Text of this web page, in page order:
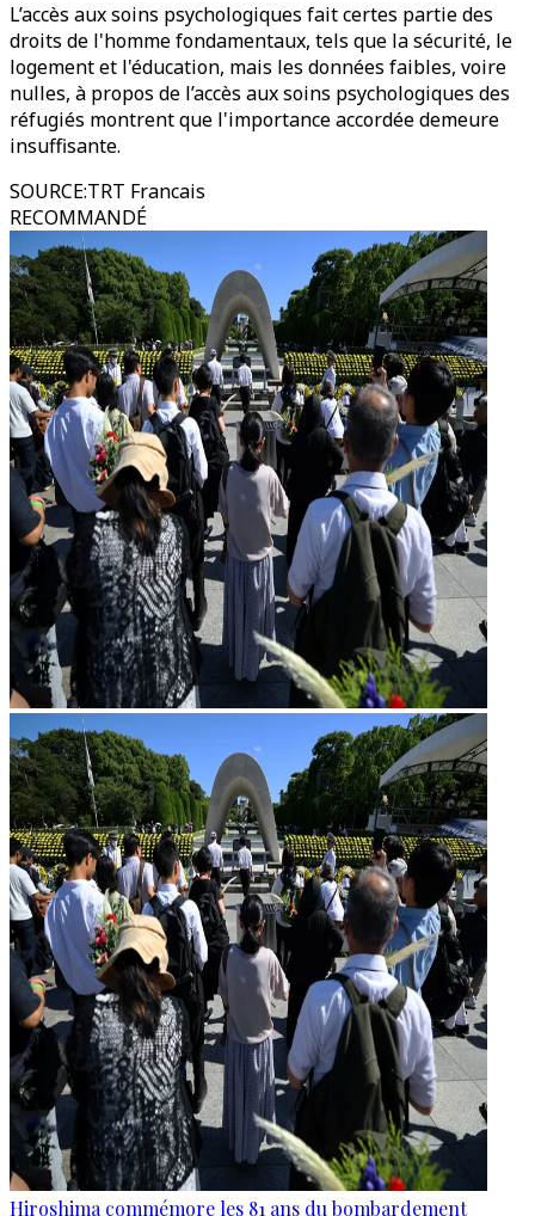
L’accès aux soins psychologiques fait certes partie des
droits de l'homme fondamentaux, tels que la sécurité, le
logement et l'éducation, mais les données faibles, voire
nulles, à propos de l’accès aux soins psychologiques des
réfugiés montrent que l'importance accordée demeure
insuffisante.
SOURCE:TRT Francais
RECOMMANDÉ
Hiroshima commémore les 81 ans du bombardement